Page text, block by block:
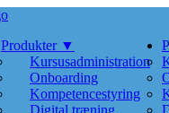
Produkter ▼
Kursusadministration
Onboarding
Kompetencestyring
Digital træning